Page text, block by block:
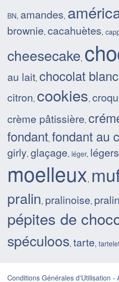
BN, amandes,
brownie, cacahuètes,
cheesecake,
au lait, chocolat blanc
citron, cookies,
crème pâtissière,
fondant, fondant au
girly, glaçage, léger, légers
moelleux,
pralin, pralinoise,
pépites de
spéculoos, tarte,
Conditions Générales d'Utilisation -